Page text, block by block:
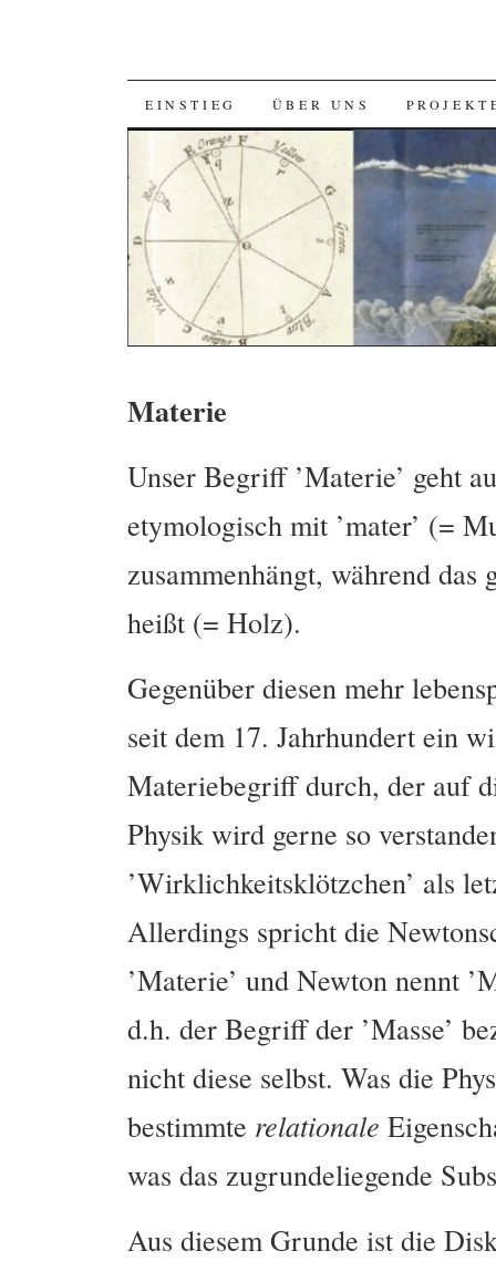
SKIP
CONTENT
EINSTIEG ÜBER UNS
Materie
Unser Begriff ’Materie’ geht
etymologisch mit ’mater’ (=
zusammenhängt, während das
heißt (= Holz).
Gegenüber diesen mehr
seit dem 17. Jahrhundert ein
Materiebegriff durch, der auf
Physik wird gerne so
’Wirklichkeitsklötzchen’ als
Allerdings spricht die
’Materie’ und Newton nennt
d.h. der Begriff der ’Masse’
nicht diese selbst. Was die
bestimmte relationale
was das zugrundeliegende
Aus diesem Grunde ist die